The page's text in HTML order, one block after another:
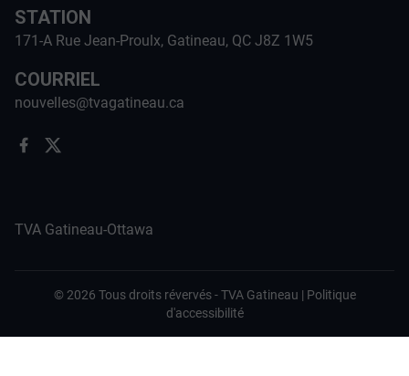
STATION
171-A Rue Jean-Proulx, Gatineau, QC J8Z 1W5
COURRIEL
nouvelles@tvagatineau.ca
TVA Gatineau-Ottawa
© 2026 Tous droits révervés -TVA Gatineau | Politique
d'accessibilité